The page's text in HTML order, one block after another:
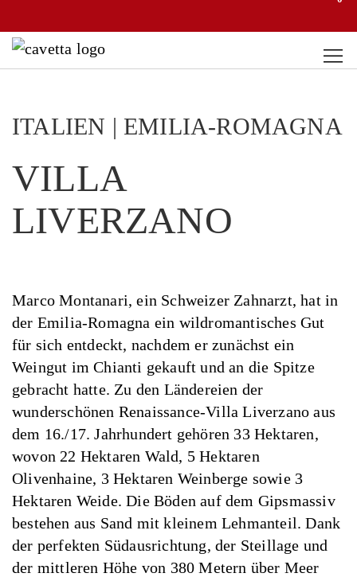
ITALIEN | EMILIA-ROMAGNA
VILLA
LIVERZANO
Marco Montanari, ein Schweizer Zahnarzt, hat in
der Emilia-Romagna ein wildromantisches Gut
für sich entdeckt, nachdem er zunächst ein
Weingut im Chianti gekauft und an die Spitze
gebracht hatte. Zu den Ländereien der
wunderschönen Renaissance-Villa Liverzano aus
dem 16./17. Jahrhundert gehören 33 Hektaren,
wovon 22 Hektaren Wald, 5 Hektaren
Olivenhaine, 3 Hektaren Weinberge sowie 3
Hektaren Weide. Die Böden auf dem Gipsmassiv
bestehen aus Sand mit kleinem Lehmanteil. Dank
der perfekten Südausrichtung, der Steillage und
der mittleren Höhe von 380 Metern über Meer